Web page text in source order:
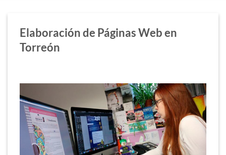
Elaboración de Páginas Web en
Torreón